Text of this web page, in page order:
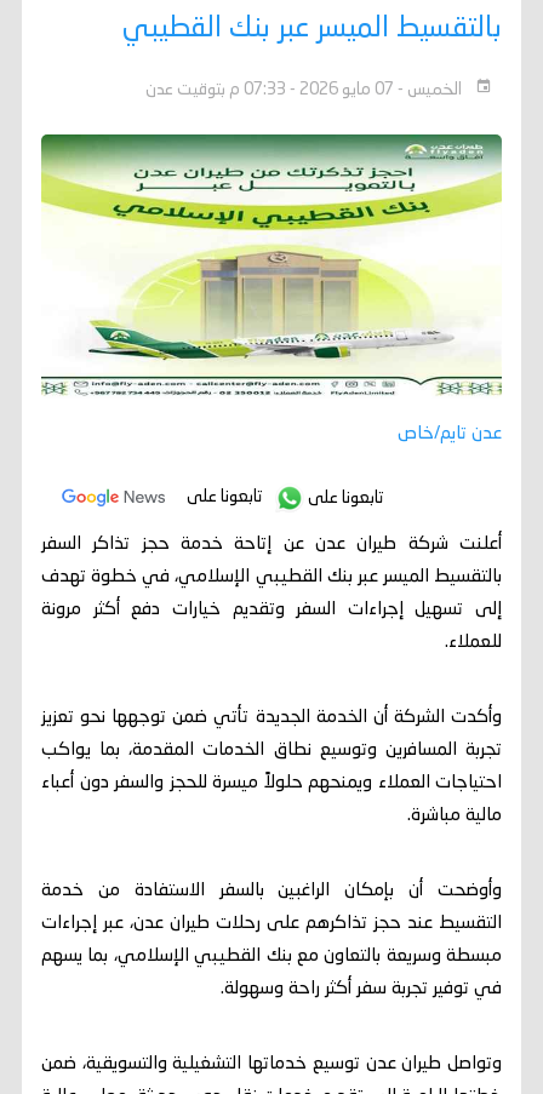
بالتقسيط الميسر عبر بنك القطيبي
الخميس - 07 مايو 2026 - 07:33 م بتوقيت عدن
عدن تايم/خاص
تابعونا على تابعونا على
أعلنت شركة طيران عدن عن إتاحة خدمة حجز تذاكر السفر
بالتقسيط الميسر عبر بنك القطيبي الإسلامي، في خطوة تهدف
إلى تسهيل إجراءات السفر وتقديم خيارات دفع أكثر مرونة
للعملاء.
وأكدت الشركة أن الخدمة الجديدة تأتي ضمن توجهها نحو تعزيز
تجربة المسافرين وتوسيع نطاق الخدمات المقدمة، بما يواكب
احتياجات العملاء ويمنحهم حلولاً ميسرة للحجز والسفر دون أعباء
مالية مباشرة.
وأوضحت أن بإمكان الراغبين بالسفر الاستفادة من خدمة
التقسيط عند حجز تذاكرهم على رحلات طيران عدن، عبر إجراءات
مبسطة وسريعة بالتعاون مع بنك القطيبي الإسلامي، بما يسهم
في توفير تجربة سفر أكثر راحة وسهولة.
وتواصل طيران عدن توسيع خدماتها التشغيلية والتسويقية، ضمن